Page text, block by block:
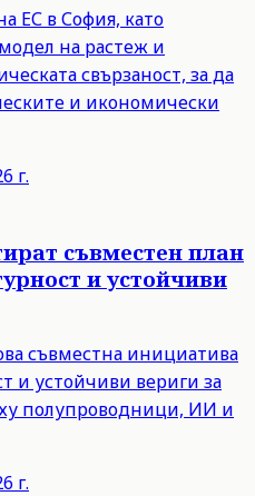
ЕС в София, като
на растеж и
свързаност, за да
и икономически
г.
съвместен план
и устойчиви
съвместна инициатива
и устойчиви вериги за
полупроводници, ИИ и
г.